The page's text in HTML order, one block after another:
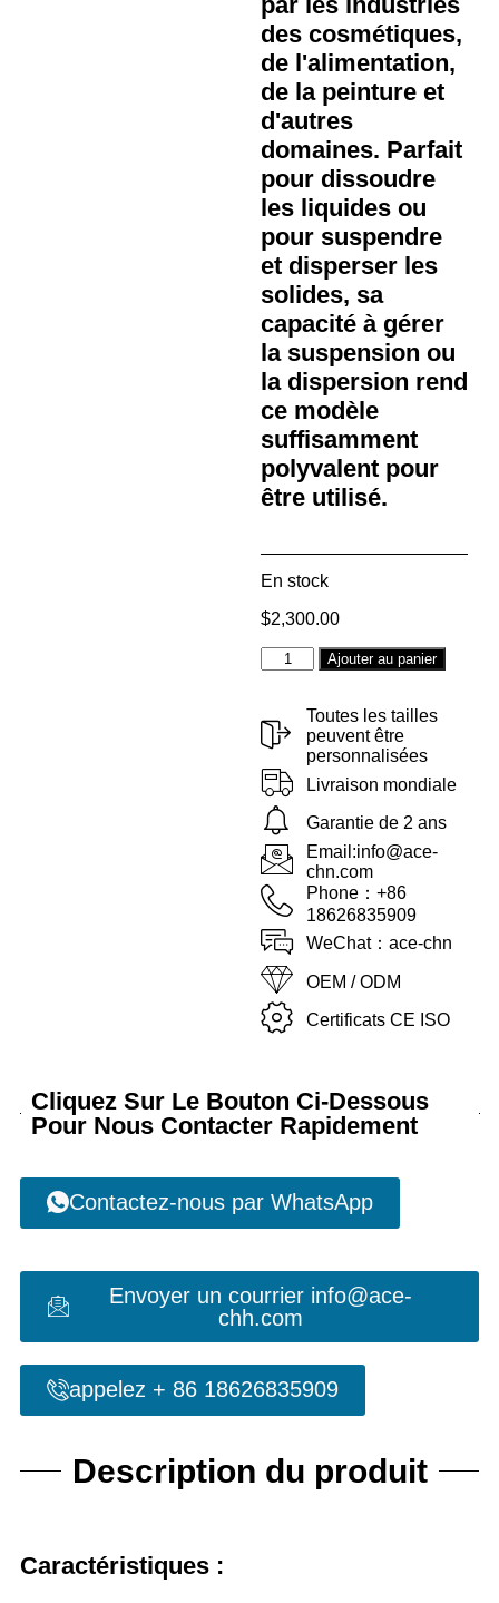
des cosmétiques,
de l'alimentation,
de la peinture et
d'autres
domaines. Parfait
pour dissoudre
les liquides ou
pour suspendre
et disperser les
solides, sa
capacité à gérer
la suspension ou
la dispersion rend
ce modèle
suffisamment
polyvalent pour
être utilisé.
En stock
$2,300.00
Ajouter au panier
Toutes les tailles
peuvent être
personnalisées
Livraison mondiale
Garantie de 2 ans
Email:info@ace-
chn.com
Phone：+86
18626835909
WeChat：ace-chn
OEM / ODM
Certificats CE ISO
Cliquez Sur Le Bouton Ci-Dessous
Pour Nous Contacter Rapidement
Contactez-nous par WhatsApp
Envoyer un courrier info@ace-
chh.com
appelez + 86 18626835909
Description du produit
Caractéristiques :